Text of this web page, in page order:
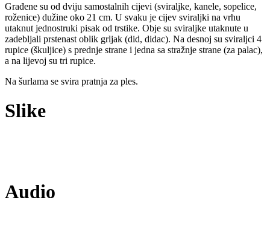
Građene su od dviju samostalnih cijevi (sviraljke, kanele, sopelice,
roženice) dužine oko 21 cm. U svaku je cijev sviraljki na vrhu
utaknut jednostruki pisak od trstike. Obje su sviraljke utaknute u
zadebljali prstenast oblik grljak (did, didac). Na desnoj su sviraljci 4
rupice (škuljice) s prednje strane i jedna sa stražnje strane (za palac),
a na lijevoj su tri rupice.
Na šurlama se svira pratnja za ples.
Slike
Audio